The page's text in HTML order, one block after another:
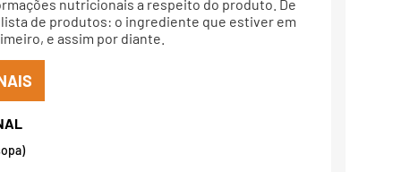
nutricionais a respeito do produto. De
de produtos: o ingrediente que estiver em
e assim por diante.